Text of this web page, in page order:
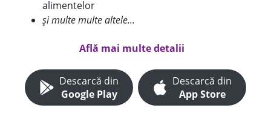
alimentelor
și multe multe altele...
Află mai multe detalii
Descarcă din
Google Play
Descarcă din
App Store